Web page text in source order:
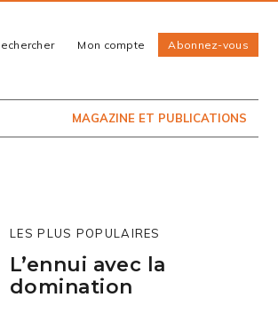
Mon compte Abonnez-vous
MAGAZINE ET PUBLICATIONS
LES PLUS POPULAIRES
L’ennui avec la
domination